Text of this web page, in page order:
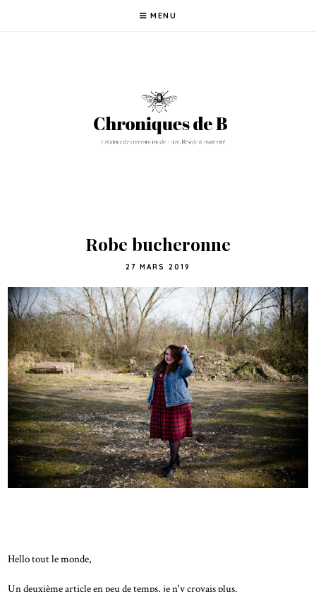
MENU
Robe bucheronne
27 MARS 2019
Hello tout le monde,
Un deuxième article en peu de temps, je n'y croyais plus.